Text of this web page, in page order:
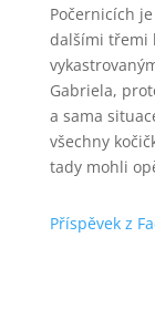
Počernicích
dalšími třemi
Gabriela,
a sama
všechny
tady mohli
Příspěvek z